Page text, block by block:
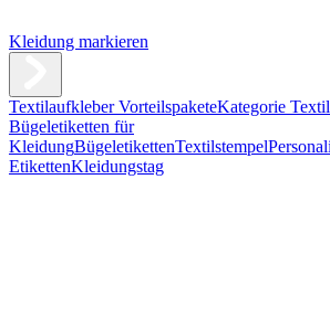
Kleidung markieren
Textilaufkleber VorteilspaketeKategorie
Bügeletiketten für
KleidungBügeletikettenTextilstempel
EtikettenKleidungstag